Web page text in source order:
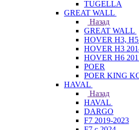
TUGELLA
GREAT WALL
Назад
GREAT WALL
HOVER H3, H5
HOVER H3
HOVER H6
POER
POER KING
HAVAL
Назад
HAVAL
DARGO
F7 2019-2023